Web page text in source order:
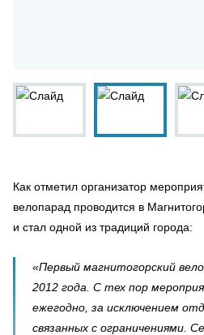
Как отметил организатор
велопарад проводится в
и стал одной из традиций города:
«Первый магнитогорский
2012 года. С тех пор
ежегодно, за исключением
связанных с ограничениями.